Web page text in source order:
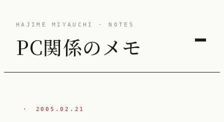
HAJIME MIYAUCHI · NOTES
PC関係のメモ
· 2005.02.21